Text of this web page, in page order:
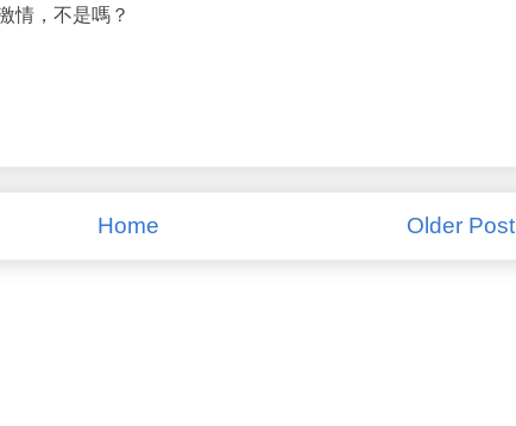
情，不是嗎？
Older Post
Home